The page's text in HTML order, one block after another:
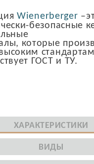
Wienerberger
безопасные
которые
стандартам
ГОСТ и ТУ.
ХАРАКТЕРИСТИКИ
ВИДЫ